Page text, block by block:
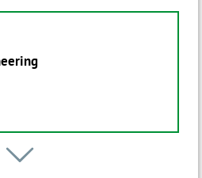
al nuovo Regolamento
delle macchine già
